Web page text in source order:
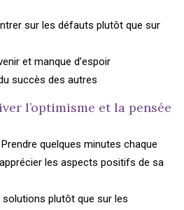
sur les défauts plutôt que sur
et manque d’espoir
succès des autres
l’optimisme et la pensée
quelques minutes chaque
les aspects positifs de sa
plutôt que sur les